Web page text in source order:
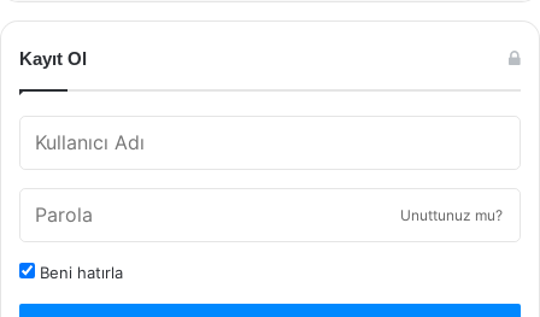
Kayıt Ol
Unuttunuz mu?
Beni hatırla